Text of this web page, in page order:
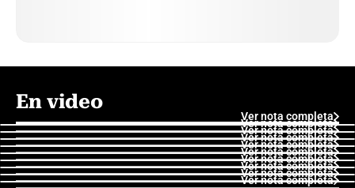
En video
Ver nota completa
Ver nota completa
Ver nota completa
Ver nota completa
Ver nota completa
Ver nota completa
Ver nota completa
Ver nota completa
Ver nota completa
Ver nota completa